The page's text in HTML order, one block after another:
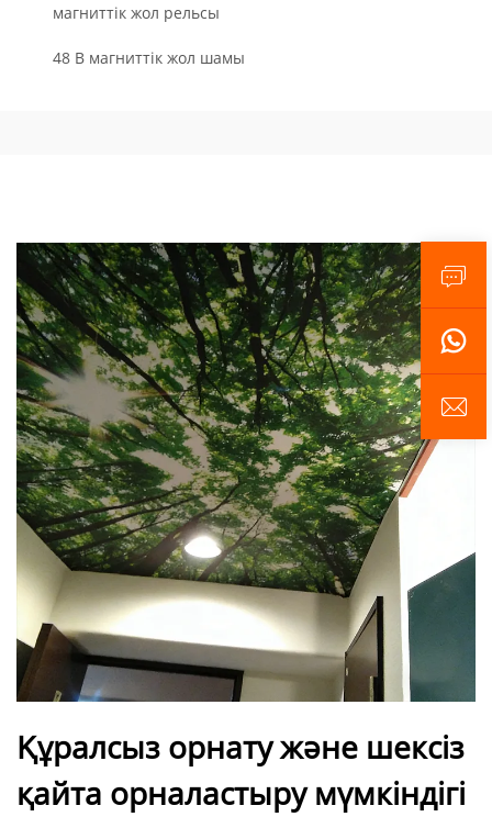
магниттік жол рельсы
48 В магниттік жол шамы
Құралсыз орнату және шексіз
қайта орналастыру мүмкіндігі